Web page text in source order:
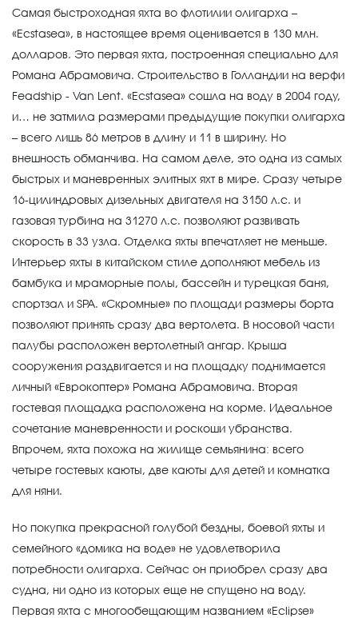
Самая быстроходная яхта во флотилии олигарха –
«Ecstasea», в настоящее время оценивается в 130 млн.
долларов. Это первая яхта, построенная специально для
Романа Абрамовича. Строительство в Голландии на верфи
Feadship - Van Lent. «Ecstasea» сошла на воду в 2004 году,
и… не затмила размерами предыдущие покупки олигарха
– всего лишь 86 метров в длину и 11 в ширину. Но
внешность обманчива. На самом деле, это одна из самых
быстрых и маневренных элитных яхт в мире. Сразу четыре
16-цилиндровых дизельных двигателя на 3150 л.с. и
газовая турбина на 31270 л.с. позволяют развивать
скорость в 33 узла. Отделка яхты впечатляет не меньше.
Интерьер яхты в китайском стиле дополняют мебель из
бамбука и мраморные полы, бассейн и турецкая баня,
спортзал и SPA. «Скромные» по площади размеры борта
позволяют принять сразу два вертолета. В носовой части
палубы расположен вертолетный ангар. Крыша
сооружения раздвигается и на площадку поднимается
личный «Еврокоптер» Романа Абрамовича. Вторая
гостевая площадка расположена на корме. Идеальное
сочетание маневренности и роскоши убранства.
Впрочем, яхта похожа на жилище семьянина: всего
четыре гостевых каюты, две каюты для детей и комнатка
для няни.
Но покупка прекрасной голубой бездны, боевой яхты и
семейного «домика на воде» не удовлетворила
потребности олигарха. Сейчас он приобрел сразу два
судна, ни одно из которых еще не спущено на воду.
Первая яхта с многообещающим названием «Eclipse»